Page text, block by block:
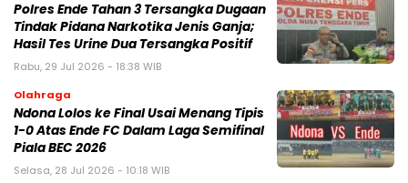
Polres Ende Tahan 3 Tersangka Dugaan
Tindak Pidana Narkotika Jenis Ganja;
Hasil Tes Urine Dua Tersangka Positif
Rabu, 29 Jul 2026 - 18:38 WIB
Olahraga
Ndona Lolos ke Final Usai Menang Tipis
1-0 Atas Ende FC Dalam Laga Semifinal
Piala BEC 2026
Selasa, 28 Jul 2026 - 10:18 WIB